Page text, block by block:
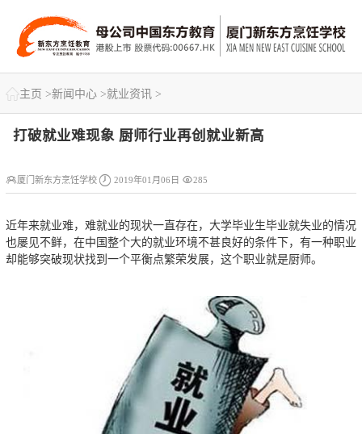
主页 >新闻中心 >就业资讯 >
打破就业难现象 厨师行业再创就业新高
厦门新东方烹饪学校  2019年01月06日 285
近年来就业难，难就业的现状一直存在，大学毕业生毕业就失业的情况
也屡见不鲜，在中国整个大的就业环境不甚良好的条件下，有一种职业
却能够突破现状找到一个平衡点繁荣发展，这个职业就是厨师。